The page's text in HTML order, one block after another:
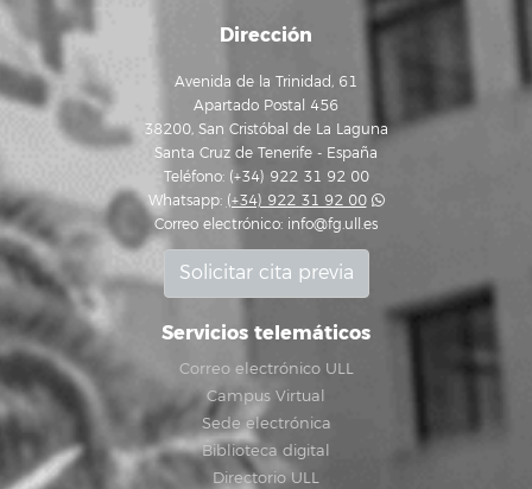
Dirección
Avenida de la Trinidad, 61
Apartado Postal 456
38200, San Cristóbal de La Laguna
Santa Cruz de Tenerife - España
Teléfono: (+34) 922 31 92 00
Whatsapp: (+34) 922 31 92 00
Correo electrónico: info@fg.ull.es
Solicitar cita previa
Servicios telemáticos
Correo electrónico ULL
Campus Virtual
Sede electrónica
Biblioteca digital
Directorio ULL